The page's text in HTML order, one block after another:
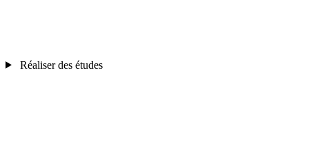
Réaliser des études